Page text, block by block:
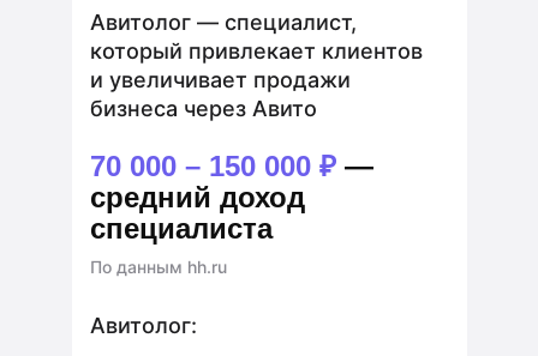
Авитолог — специалист,
который привлекает клиентов
и увеличивает продажи
бизнеса через Авито
70 000 – 150 000 ₽ —
cредний доход
специалиста
По данным hh.ru
Авитолог: